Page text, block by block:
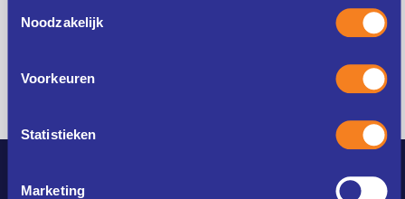
Noodzakelijk
Voorkeuren
Statistieken
Marketing
Verstuur aanmelding